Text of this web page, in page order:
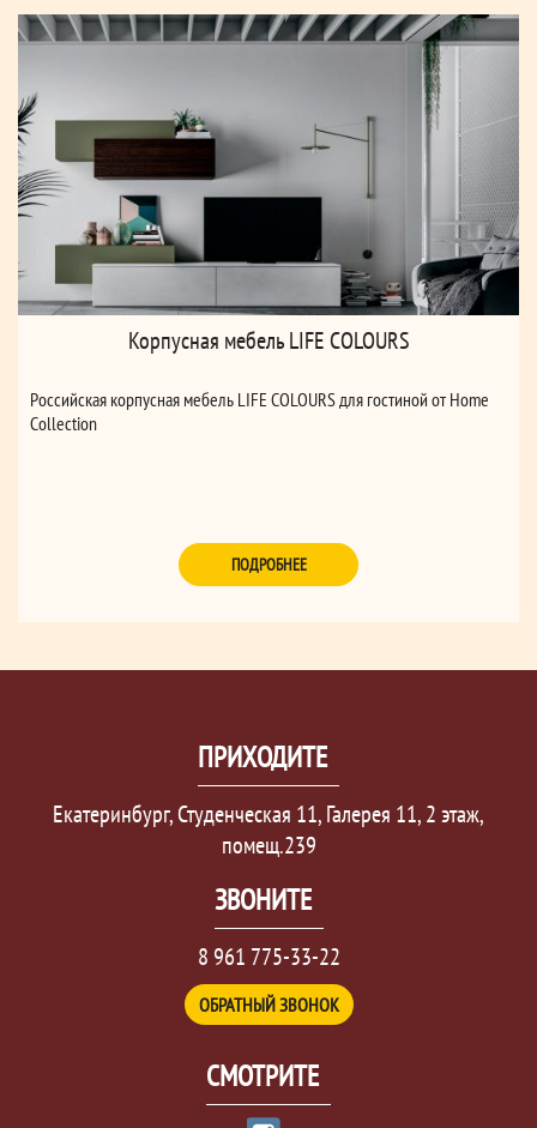
Корпусная мебель LIFE COLOURS
Российская корпусная мебель LIFE COLOURS для гостиной от Home
Collection
ПОДРОБНЕЕ
ПРИХОДИТЕ
Екатеринбург, Студенческая 11, Галерея 11, 2 этаж,
помещ.239
ЗВОНИТЕ
8 961 775-33-22
ОБРАТНЫЙ ЗВОНОК
СМОТРИТЕ